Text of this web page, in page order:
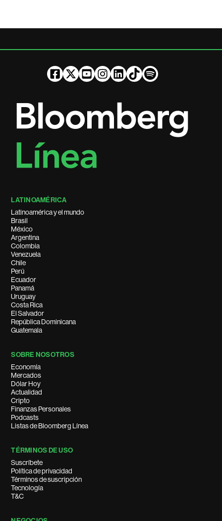
LATINOAMÉRICA
Latinoamérica y el mundo
Brasil
México
Argentina
Colombia
Venezuela
Chile
Perú
Ecuador
Panamá
Uruguay
Costa Rica
El Salvador
República Dominicana
Guatemala
SOBRE NOSOTROS
Economía
Mercados
Dólar Hoy
Actualidad
Cripto
Finanzas Personales
Podcasts
Listas de Bloomberg Línea
TÉRMINOS DE USO
Suscríbete
Política de privacidad
Términos de suscripción
Tecnología
T&C